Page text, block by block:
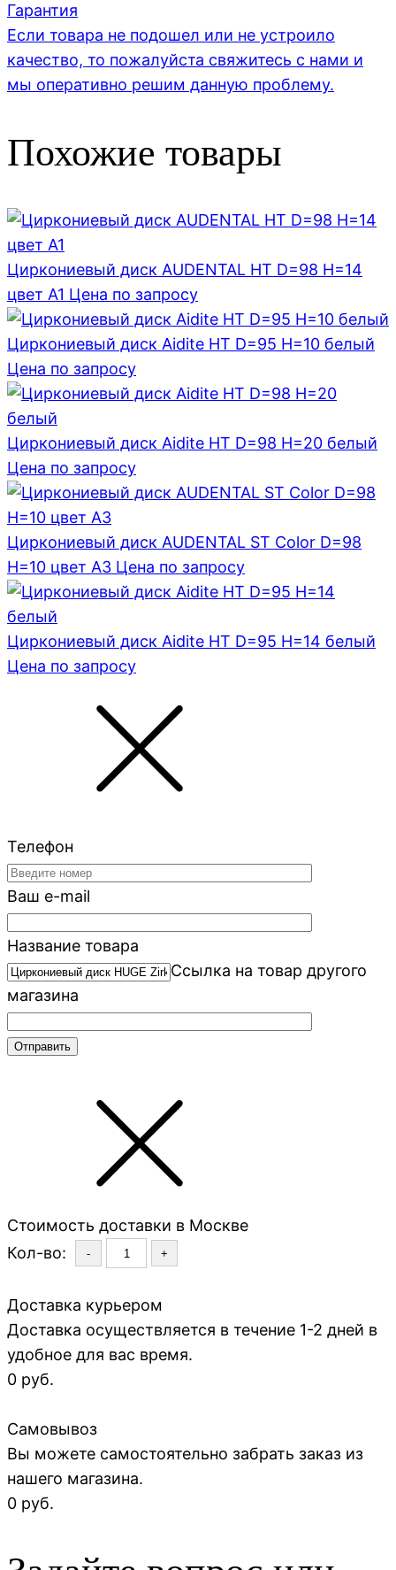
Гарантия
Если товара не подошел или не устроило
качество, то пожалуйста свяжитесь с нами и
мы оперативно решим данную проблему.
Похожие товары
Циркониевый диск AUDENTAL HT D=98 H=14
цвет A1 Цена по запросу
Циркониевый диск Aidite HT D=95 H=10 белый
Цена по запросу
Циркониевый диск Aidite HT D=98 H=20 белый
Цена по запросу
Циркониевый диск AUDENTAL ST Color D=98
H=10 цвет A3 Цена по запросу
Циркониевый диск Aidite HT D=95 H=14 белый
Цена по запросу
Телефон
Ваш e-mail
Название товара
Ссылка на товар другого
магазина
Стоимость доставки в Москве
Кол-во:
- +
Доставка курьером
Доставка осуществляется в течение 1-2 дней в
удобное для вас время.
0 руб.
Самовывоз
Вы можете самостоятельно забрать заказ из
нашего магазина.
0 руб.